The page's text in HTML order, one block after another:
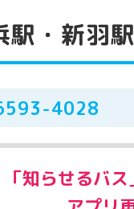
駅・新⽻
4028
「知らせるバ